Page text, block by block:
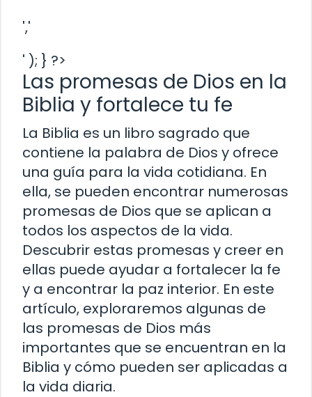
','
' ); } ?>
Las promesas de Dios en la
Biblia y fortalece tu fe
La Biblia es un libro sagrado que
contiene la palabra de Dios y ofrece
una guía para la vida cotidiana. En
ella, se pueden encontrar numerosas
promesas de Dios que se aplican a
todos los aspectos de la vida.
Descubrir estas promesas y creer en
ellas puede ayudar a fortalecer la fe
y a encontrar la paz interior. En este
artículo, exploraremos algunas de
las promesas de Dios más
importantes que se encuentran en la
Biblia y cómo pueden ser aplicadas a
la vida diaria.